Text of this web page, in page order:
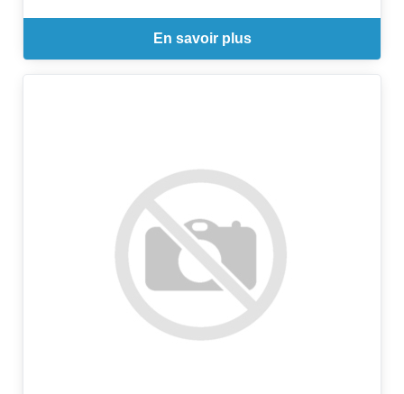
En savoir plus